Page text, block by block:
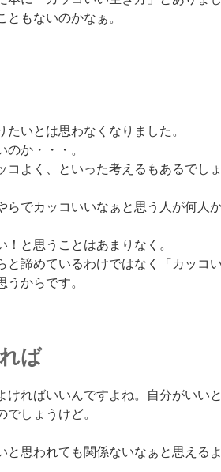
ともないのかなぁ。
たいとは思わなくなりました。
のか・・・。
コよく、といった考えるもあるでしょ
らでカッコいいなぁと思う人が何人か
！と思うことはあまりなく。
と諦めているわけではなく「カッコ
うからです。
ば
ければいいんですよね。
自分がいい
でしょうけど。
と思われても関係ないなぁと思える